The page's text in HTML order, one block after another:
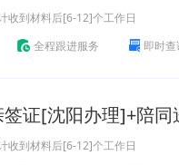
收到材料后[6-12]个工作日
全程跟进服务 即时查
证[沈阳办理]+陪同
收到材料后[6-12]个工作日